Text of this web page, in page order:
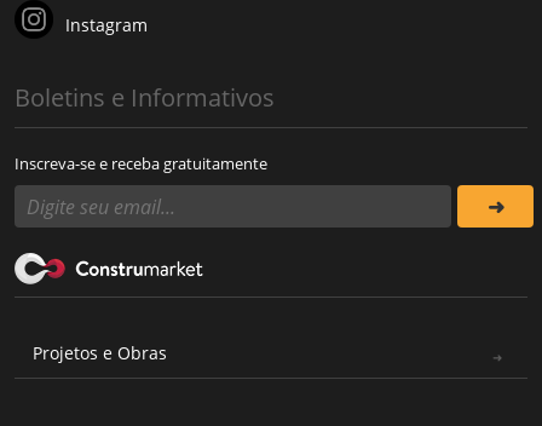
Instagram
Boletins e Informativos
Inscreva-se e receba gratuitamente
Projetos e Obras